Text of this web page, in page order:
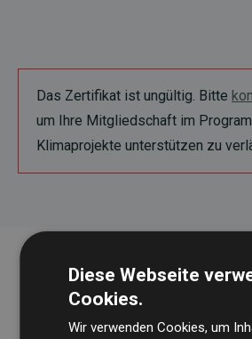
Das Zertifikat ist ungültig. Bitte
um Ihre Mitgliedschaft im
Klimaprojekte unterstützen zu
Diese Webseite
Cookies.
Wir verwenden Cookies, um